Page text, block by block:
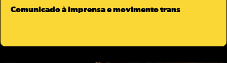
Comunicado à imprensa e movimento trans